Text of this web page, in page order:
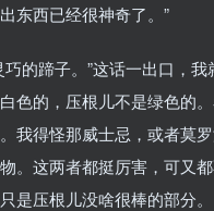
东西已经很神奇了。”
巧的蹄子。”这话一出口，
色的，压根儿不是绿色的
我得怪那威士忌，或者莫
。这两者都挺厉害，可又
是压根儿没啥很棒的部分。